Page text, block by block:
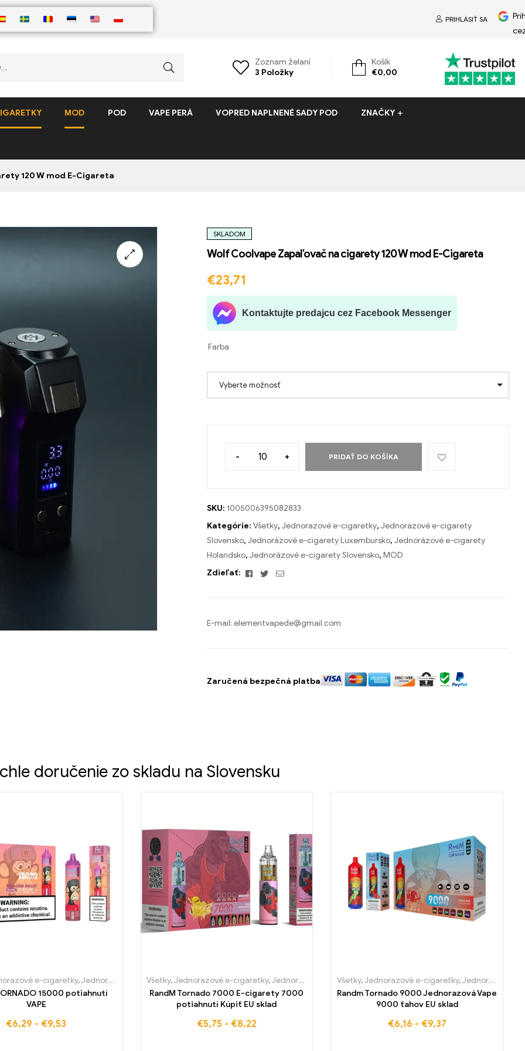
PRIHLÁSIŤ SA
Zoznam želaní
3 Položky
Košík
€0,00
MOD POD VAPE PERÁ VOPRED NAPLNENÉ SADY POD ZNAČKY
120 W mod E-Cigareta
SKLADOM
Wolf Coolvape Zapaľovač na cigarety 120 W mod E-Cigareta
€23,71
Kontaktujte predajcu cez Facebook Messenger
Farba
Vyberte možnosť
- + PRIDAŤ DO KOŠÍKA
SKU: 1005006395082833
Kategórie: Všetky, Jednorazové e-cigaretky, Jednorazové e-cigarety
Slovensko, Jednorázové e-cigarety Luxembursko, Jednorázové e-cigarety
Holandsko, Jednorázové e-cigarety Slovensko, MOD
Zdieľať:
Facebook
Twitter
E-
E-mail: elementvapede@gmail.com
Zaručená bezpečná platba
doručenie zo skladu na Slovensku
Portugalsko,Jednorázové e-cigarety Švédsko,Jednorázové e-cigarety Slovensko
e-cigaretky,Jednorazové e-cigarety Slovensko ,Jednorazové e-cigarety Slovensko,Jednorazové e-cigarety Slovensko,
15000 potiahnutí
VAPE
€6,29 - €9,53
Všetky,Jednorazové e-cigaretky,Jednorazové e-cigarety Slovensko ,Jednorazové e-cigarety
RandM Tornado 7000 E-cigarety 7000
potiahnutí Kúpiť EU sklad
€5,75 - €8,22
Všetky,Jednorazové e-cigaretky,Jednorazové e-cigarety Slovensko
Randm Tornado 9000 Jednorazová Vape
9000 ťahov EU sklad
€6,16 - €9,37